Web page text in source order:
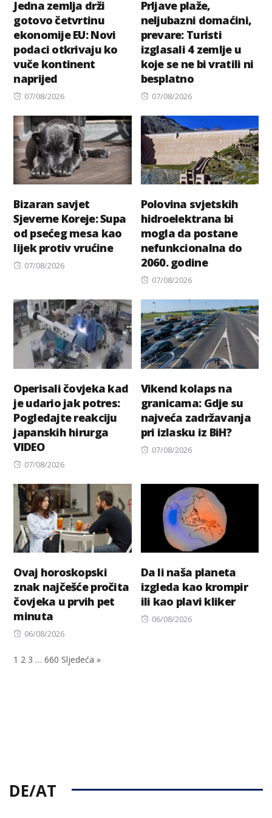
Jedna zemlja drži
gotovo četvrtinu
ekonomije EU: Novi
podaci otkrivaju ko
vuče kontinent
naprijed
Posted
07/08/2026
Prljave plaže,
neljubazni domaćini,
prevare: Turisti
izglasali 4 zemlje u
koje se ne bi vratili ni
besplatno
Posted
07/08/2026
Bizaran savjet
Sjeverne Koreje: Supa
od psećeg mesa kao
lijek protiv vrućine
Posted
07/08/2026
Polovina svjetskih
hidroelektrana bi
mogla da postane
nefunkcionalna do
2060. godine
Posted
07/08/2026
Operisali čovjeka kad
je udario jak potres:
Pogledajte reakciju
japanskih hirurga
VIDEO
Posted
07/08/2026
Vikend kolaps na
granicama: Gdje su
najveća zadržavanja
pri izlasku iz BiH?
Posted
07/08/2026
Ovaj horoskopski
znak najčešće pročita
čovjeka u prvih pet
minuta
Posted
06/08/2026
Da li naša planeta
izgleda kao krompir
ili kao plavi kliker
Posted
06/08/2026
1 2 3 … 660 Sljedeća »
DE/AT